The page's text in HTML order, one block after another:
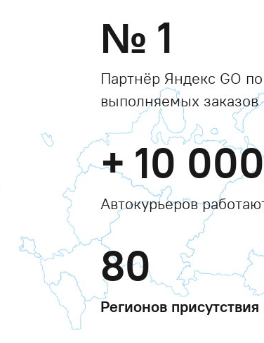
№ 1
Партнёр Яндекс GO
выполняемых заказов
+10 000
Автокурьеров
80
Регионов присутствия